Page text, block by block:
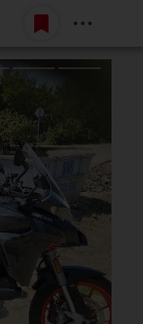
Belépés